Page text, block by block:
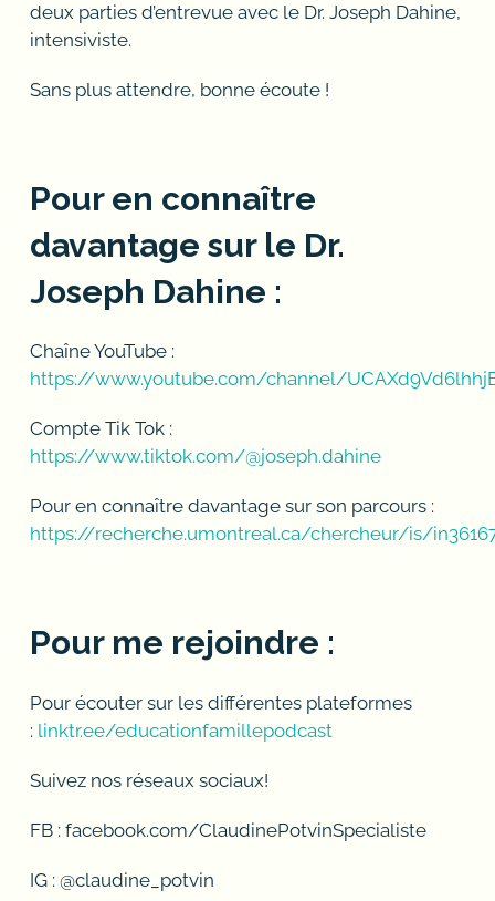
deux parties d’entrevue avec le Dr. Joseph Dahine,
intensiviste.
Sans plus attendre, bonne écoute !
Pour en connaître
davantage sur le Dr.
Joseph Dahine :
Chaîne YouTube :
https://www.youtube.com/channel/
Compte Tik Tok :
https://www.tiktok.com/@joseph.dahine
Pour en connaître davantage sur son parcours :
https://recherche.umontreal.ca/chercheur/is/
Pour me rejoindre :
Pour écouter sur les différentes plateformes
: linktr.ee/educationfamillepodcast
Suivez nos réseaux sociaux!
FB : facebook.com/ClaudinePotvinSpecialiste
IG : @claudine_potvin